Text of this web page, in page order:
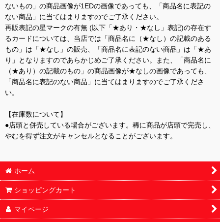
ないもの」の商品画像が1EDの画像であっても、「商品名に表記の
ない商品」に当てはまりますのでご了承ください。
再販表記の星マークの有無 (以下「★あり・★なし」表記)の存在す
るカードについては、当店では「商品名に（★なし）の記載のある
もの」は「★なし」の販売、「商品名に表記のない商品」は「★あ
り」となりますのであらかじめご了承ください。また、「商品名に
（★あり）の記載のもの」の商品画像が★なしの画像であっても、
「商品名に表記のない商品」に当てはまりますのでご了承くださ
い。
【在庫数について】
●店頭と併売している場合がございます。稀に商品が店頭で完売し、
やむを得ず注文がキャンセルとなることがございます。
ホーム
ショッピングカート
マイページ